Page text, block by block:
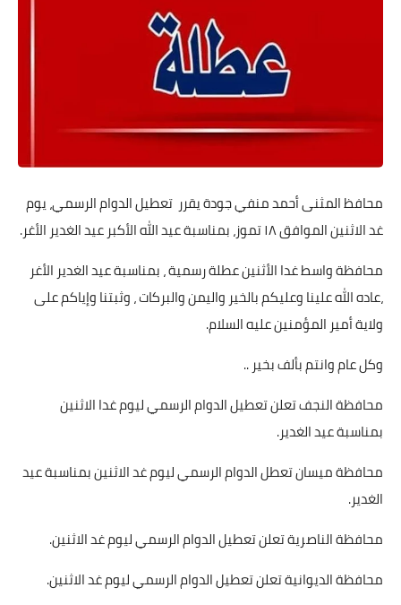
محافظ المثنى أحمد منفي جودة يقرر تعطيل الدوام الرسمي، يوم
غد الاثنين الموافق ١٨ تموز، بمناسبة عيد الله الأكبر عيد الغدير الأغر.
محافظة واسط غدا الأثنين عطلة رسمية ، بمناسبة عيد الغدير الأغر
،عاده الله علينا وعليكم بالخير واليمن والبركات ، وثبتنا وإياكم على
ولاية أمير المؤمنين عليه السلام.
وكل عام وانتم بألف بخير ..
محافظة النجف تعلن تعطيل الدوام الرسمي ليوم غدا الاثنين
بمناسبة عيد الغدير.
محافظة ميسان تعطل الدوام الرسمي ليوم غد الاثنين بمناسبة عيد
الغدير.
محافظة الناصرية تعلن تعطيل الدوام الرسمي ليوم غد الاثنين.
محافظة الديوانية تعلن تعطيل الدوام الرسمي ليوم غد الاثنين.